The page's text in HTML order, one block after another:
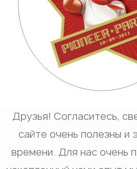
Друзья! Согласитесь,
сайте очень полезны и
времени. Для нас очень